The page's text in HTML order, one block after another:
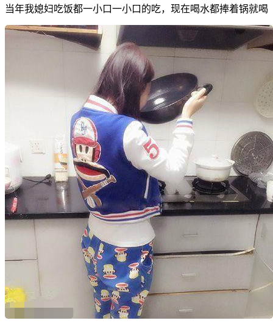
当年我媳妇吃饭都一小口一小口的吃，现在喝水都捧着锅就喝